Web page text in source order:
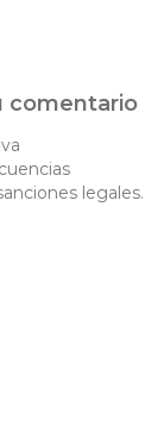
comentario
legales.